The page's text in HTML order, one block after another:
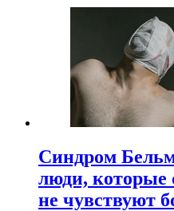
Синдром
люди, которые
не чувствуют